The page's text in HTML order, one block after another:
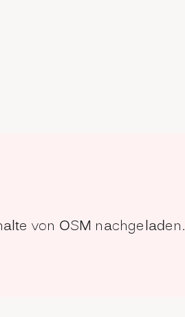
von OSM nachgeladen.